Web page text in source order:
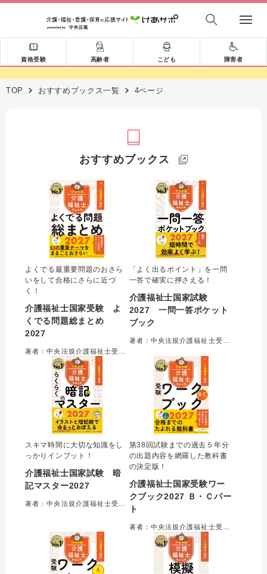
資格受験 高齢者 こども 障害者
TOP おすすめブックス一覧 4ページ
おすすめブックス
よくでる最重要問題のおさら
いをして合格にさらに近づ
く！
介護福祉士国家受験 よ
くでる問題総まとめ
2027
「よく出るポイント」を一問
一答で確実に押さえる！
介護福祉士国家試験
2027 一問一答ポケット
ブック
スキマ時間に大切な知識をし
っかりインプット！
介護福祉士国家試験 暗
記マスター2027
第38回試験までの過去５年分
の出題内容を網羅した教科書
の決定版！
介護福祉士国家受験ワー
クブック2027 Ｂ・Ｃパー
ト